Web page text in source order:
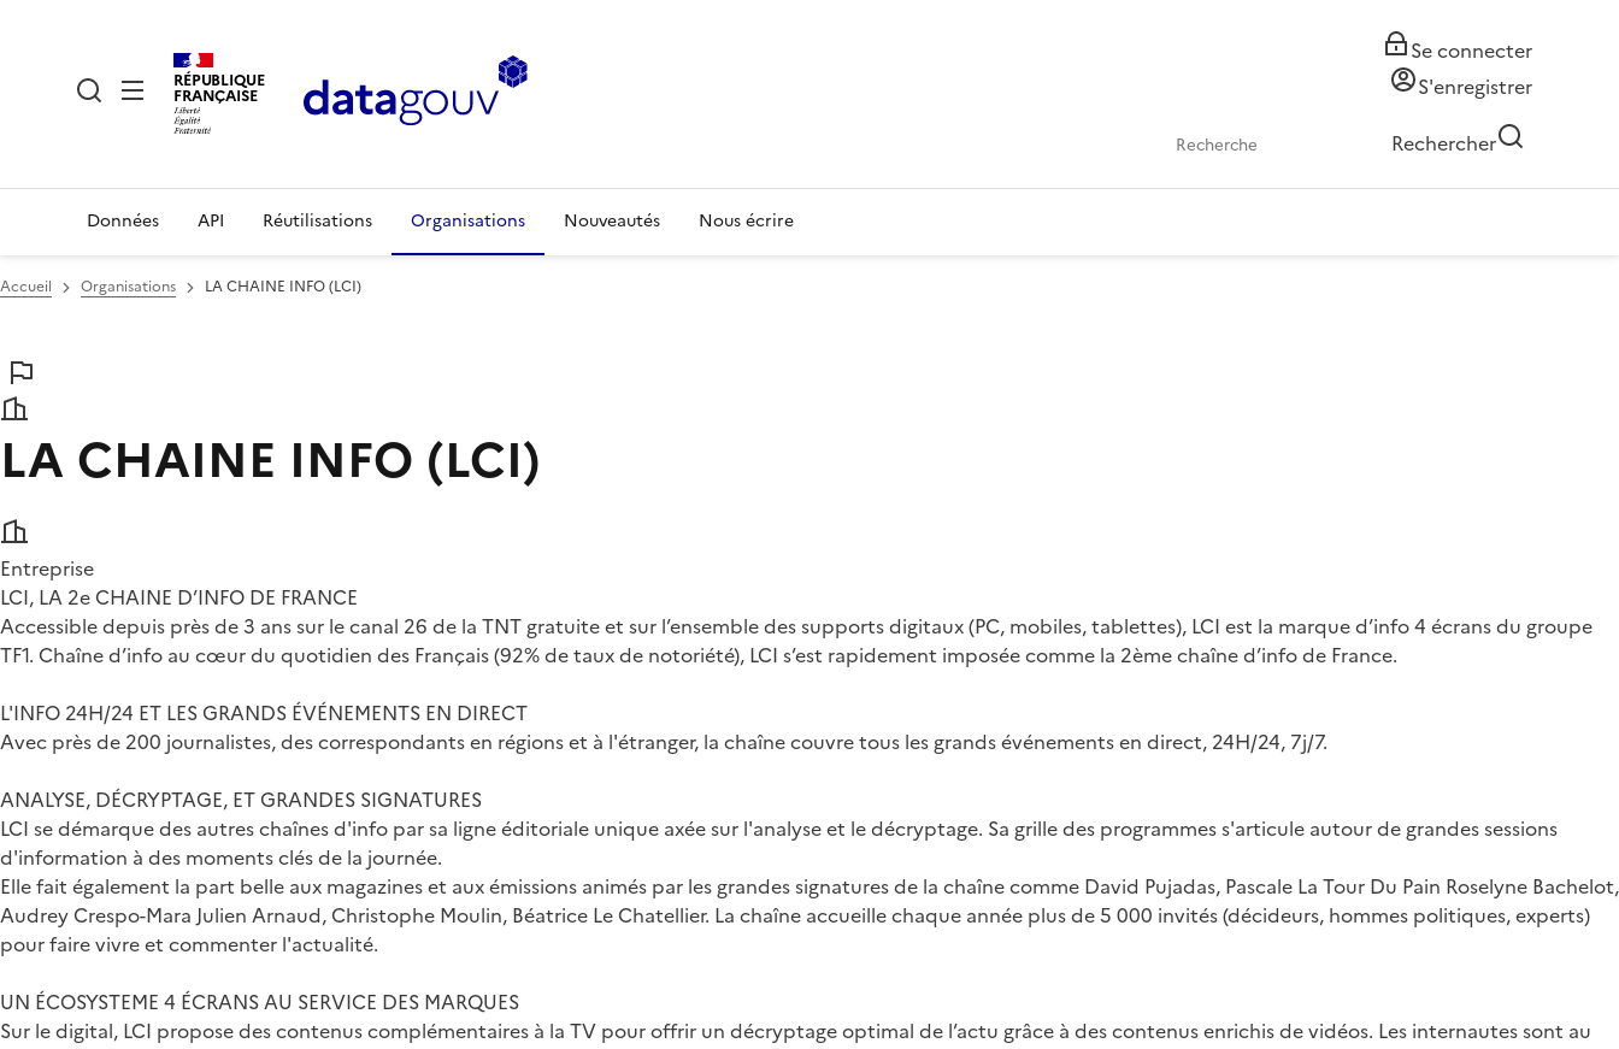
RÉPUBLIQUE
FRANÇAISE
Se connecter
S'enregistrer
Rechercher
Données API Réutilisations Organisations Nouveautés Nous écrire
Accueil Organisations LA CHAINE INFO (LCI)
LA CHAINE INFO (LCI)
Entreprise
LCI, LA 2e CHAINE D’INFO DE FRANCE
Accessible depuis près de 3 ans sur le canal 26 de la TNT gratuite et sur l’ensemble des supports digitaux (PC, mobiles, tablettes), LCI est la marque d’info 4 écrans du groupe
TF1. Chaîne d’info au cœur du quotidien des Français (92% de taux de notoriété), LCI s’est rapidement imposée comme la 2ème chaîne d’info de France.
L'INFO 24H/24 ET LES GRANDS ÉVÉNEMENTS EN DIRECT
Avec près de 200 journalistes, des correspondants en régions et à l'étranger, la chaîne couvre tous les grands événements en direct, 24H/24, 7j/7.
ANALYSE, DÉCRYPTAGE, ET GRANDES SIGNATURES
LCI se démarque des autres chaînes d'info par sa ligne éditoriale unique axée sur l'analyse et le décryptage. Sa grille des programmes s'articule autour de grandes sessions
d'information à des moments clés de la journée.
Elle fait également la part belle aux magazines et aux émissions animés par les grandes signatures de la chaîne comme David Pujadas, Pascale La Tour Du Pain Roselyne Bachelot,
Audrey Crespo-Mara Julien Arnaud, Christophe Moulin, Béatrice Le Chatellier. La chaîne accueille chaque année plus de 5 000 invités (décideurs, hommes politiques, experts)
pour faire vivre et commenter l'actualité.
UN ÉCOSYSTEME 4 ÉCRANS AU SERVICE DES MARQUES
Sur le digital, LCI propose des contenus complémentaires à la TV pour offrir un décryptage optimal de l’actu grâce à des contenus enrichis de vidéos. Les internautes sont au